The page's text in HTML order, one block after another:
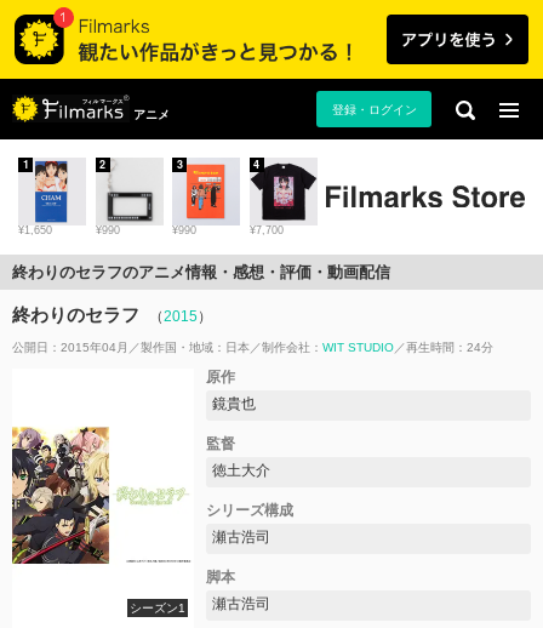
アニメ 登録・ログイン
¥1,650
1
¥990
2
¥990
3
¥7,700
4
終わりのセラフのアニメ情報・感想・評価・動画配信
終わりのセラフ （2015）
公開日：2015年04月 製作国・地域： 日本 制作会社： WIT STUDIO 再生時間：24分
シーズン1
原作
鏡貴也
監督
徳土大介
シリーズ構成
瀬古浩司
脚本
瀬古浩司